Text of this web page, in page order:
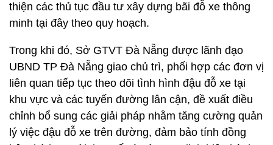
thiện các thủ tục đầu tư xây dựng bãi đỗ xe thông
minh tại đây theo quy hoạch.
Trong khi đó, Sở GTVT Đà Nẵng được lãnh đạo
UBND TP Đà Nẵng giao chủ trì, phối hợp các đơn vị
liên quan tiếp tục theo dõi tình hình đậu đỗ xe tại
khu vực và các tuyến đường lân cận, đề xuất điều
chỉnh bổ sung các giải pháp nhằm tăng cường quản
lý việc đậu đỗ xe trên đường, đảm bảo tính đồng